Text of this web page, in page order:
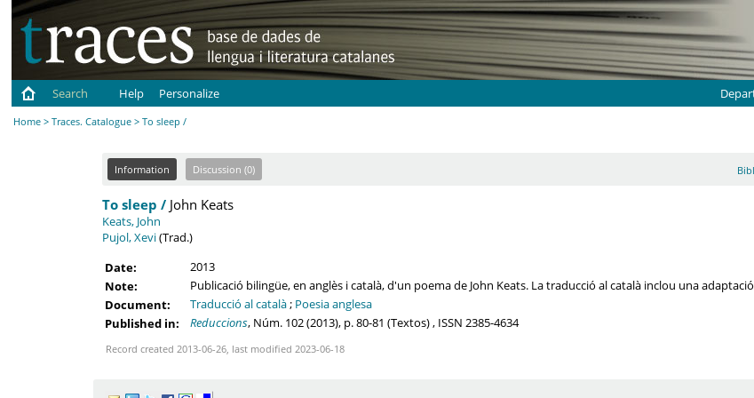
Search
Help Personalize
Home >Traces. Catalogue > To sleep /
Information Discussion (0)
To sleep /John Keats
Keats, John
Pujol, Xevi(Trad.)
Date:
2013
Note:
Publicació bilingüe, en anglès i català, d'un poema de John Keats. La traducció al català inclou una
Document:
Traducció al català; Poesia anglesa
Published in:
Reduccions, Núm. 102 (2013), p. 80-81 (Textos) , ISSN 2385-4634
Record created 2013-06-26, last modified 2023-06-18